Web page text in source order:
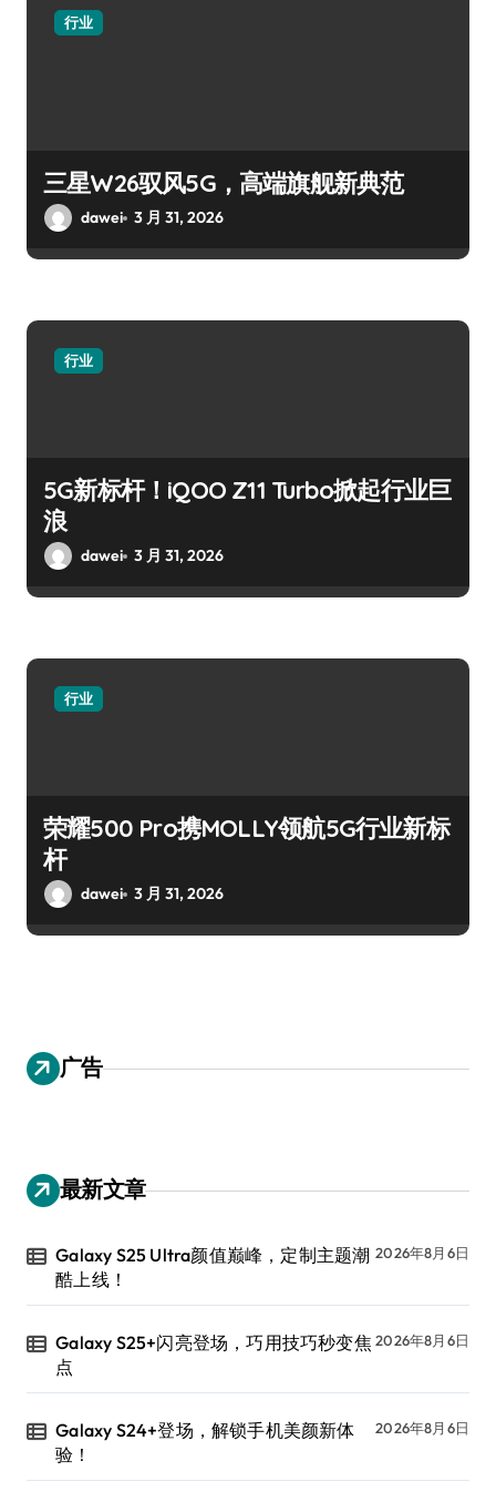
行业
三星W26驭风5G，高端旗舰新典范
dawei 3 月 31, 2026
行业
5G新标杆！iQOO Z11 Turbo掀起行业巨
浪
dawei 3 月 31, 2026
行业
荣耀500 Pro携MOLLY领航5G行业新标
杆
dawei 3 月 31, 2026
广告
最新文章
Galaxy S25 Ultra颜值巅峰，定制主题潮
酷上线！
2026年8月6日
Galaxy S25+闪亮登场，巧用技巧秒变焦
点
2026年8月6日
Galaxy S24+登场，解锁手机美颜新体
验！
2026年8月6日